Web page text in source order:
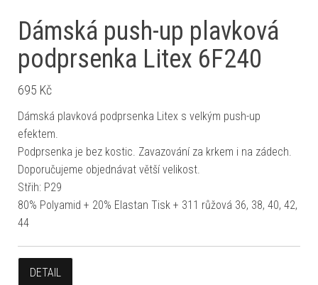
Dámská push-up plavková
podprsenka Litex 6F240
695 Kč
Dámská plavková podprsenka Litex s velkým push-up
efektem.
Podprsenka je bez kostic. Zavazování za krkem i na zádech.
Doporučujeme objednávat větší velikost.
Střih: P29
80% Polyamid + 20% Elastan Tisk + 311 růžová 36, 38, 40, 42,
44
DETAIL